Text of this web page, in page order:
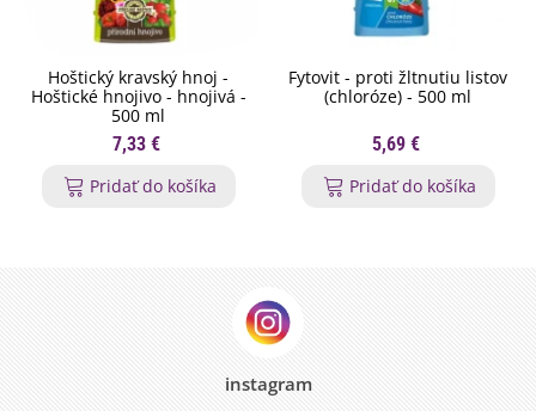
Hoštický kravský hnoj -
Hoštické hnojivo - hnojivá -
500 ml
7,33 €
Pridať do košíka
Fytovit - proti žltnutiu listov
(chloróze) - 500 ml
5,69 €
Pridať do košíka
instagram